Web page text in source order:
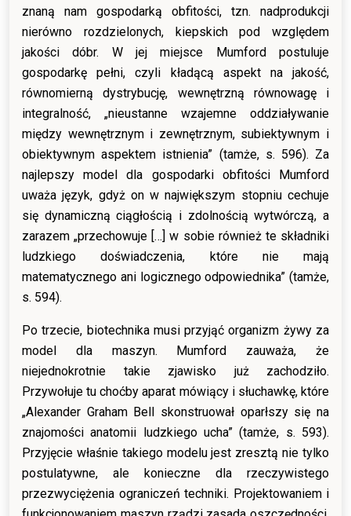
znaną nam gospodarką obfitości, tzn. nadprodukcji
nierówno rozdzielonych, kiepskich pod względem
jakości dóbr. W jej miejsce Mumford postuluje
gospodarkę pełni, czyli kładącą aspekt na jakość,
równomierną dystrybucję, wewnętrzną równowagę i
integralność, „nieustanne wzajemne oddziaływanie
między wewnętrznym i zewnętrznym, subiektywnym i
obiektywnym aspektem istnienia” (tamże, s. 596). Za
najlepszy model dla gospodarki obfitości Mumford
uważa język, gdyż on w największym stopniu cechuje
się dynamiczną ciągłością i zdolnością wytwórczą, a
zarazem „przechowuje […] w sobie również te składniki
ludzkiego doświadczenia, które nie mają
matematycznego ani logicznego odpowiednika” (tamże,
s. 594).
Po trzecie, biotechnika musi przyjąć organizm żywy za
model dla maszyn. Mumford zauważa, że
niejednokrotnie takie zjawisko już zachodziło.
Przywołuje tu choćby aparat mówiący i słuchawkę, które
„Alexander Graham Bell skonstruował oparłszy się na
znajomości anatomii ludzkiego ucha” (tamże, s. 593).
Przyjęcie właśnie takiego modelu jest zresztą nie tylko
postulatywne, ale konieczne dla rzeczywistego
przezwyciężenia ograniczeń techniki. Projektowaniem i